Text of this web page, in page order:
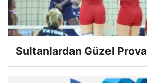
Sultanlardan Güzel Prova